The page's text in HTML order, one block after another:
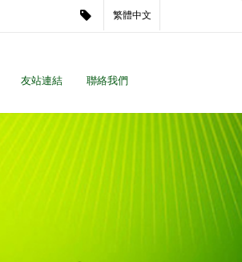
繁體中文
友站連結 聯絡我們